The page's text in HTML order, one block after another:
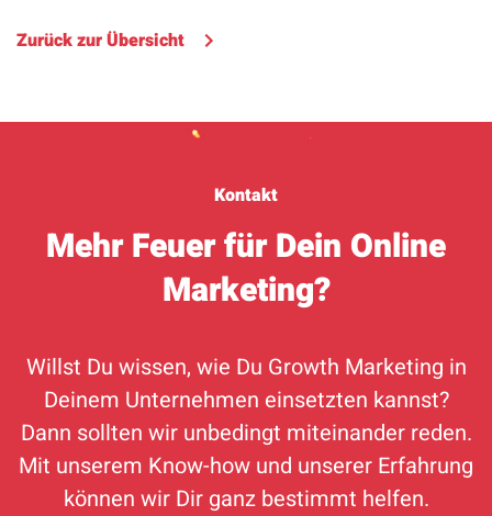
Zurück zur Übersicht
Kontakt
Mehr Feuer für Dein Online
Marketing?
Willst Du wissen, wie Du Growth Marketing in
Deinem Unternehmen einsetzten kannst?
Dann sollten wir unbedingt miteinander reden.
Mit unserem Know-how und unserer Erfahrung
können wir Dir ganz bestimmt helfen.